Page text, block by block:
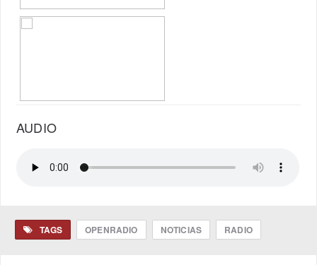
AUDIO
TAGS OPENRADIO NOTICIAS RADIO